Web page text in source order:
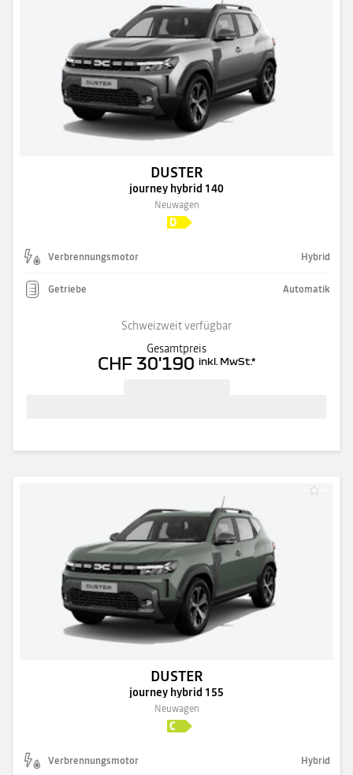
DUSTER
journey hybrid 140
Neuwagen
Verbrennungsmotor Hybrid
Getriebe Automatik
Schweizweit verfügbar
Gesamtpreis
CHF 30'190 inkl. MwSt.*
DUSTER
journey hybrid 155
Neuwagen
Verbrennungsmotor Hybrid